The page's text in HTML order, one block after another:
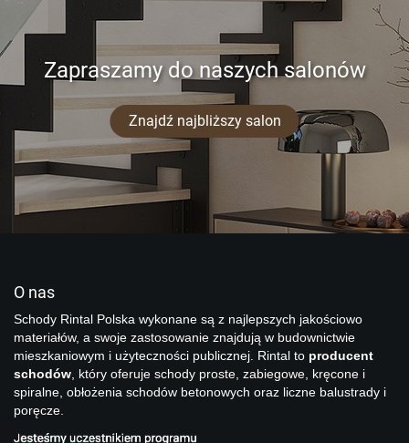
Zapraszamy do naszych salonów
Znajdź najbliższy salon
O nas
Schody Rintal Polska wykonane są z najlepszych jakościowo
materiałów, a swoje zastosowanie znajdują w budownictwie
mieszkaniowym i użyteczności publicznej. Rintal to producent
schodów , który oferuje schody proste, zabiegowe, kręcone i
spiralne, obłożenia schodów betonowych oraz liczne balustrady i
poręcze.